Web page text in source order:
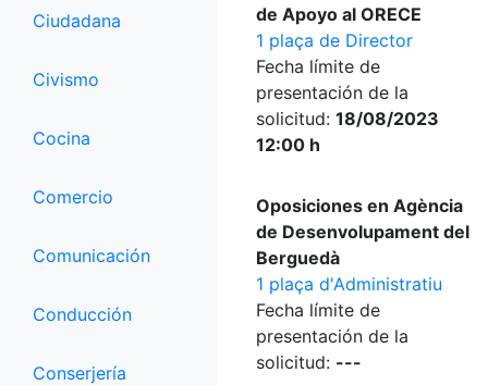
Ciudadana
Civismo
Cocina
Comercio
Comunicación
Conducción
Conserjería
de Apoyo al ORECE
1 plaça de Director
Fecha límite de
presentación de la
solicitud: 18/08/2023
12:00 h
Oposiciones en Agència
de Desenvolupament del
Berguedà
1 plaça d'Administratiu
Fecha límite de
presentación de la
solicitud: ---